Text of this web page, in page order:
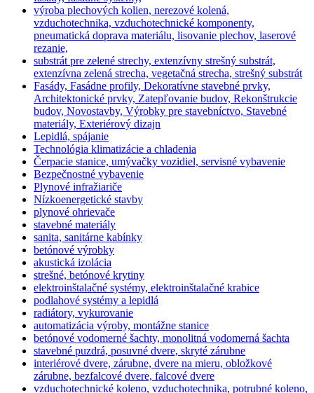
výroba plechových kolien, nerezové kolená,
vzduchotechnika, vzduchotechnické komponenty,
pneumatická doprava materiálu, lisovanie plechov, laserové
rezanie,
substrát pre zelené strechy, extenzívny strešný substrát,
extenzívna zelená strecha, vegetačná strecha, strešný substrát
Fasády, Fasádne profily, Dekoratívne stavebné prvky,
Architektonické prvky, Zatepľovanie budov, Rekonštrukcie
budov, Novostavby, Výrobky pre stavebníctvo, Stavebné
materiály, Exteriérový dizajn
Lepidlá, spájanie
Technológia klimatizácie a chladenia
Čerpacie stanice, umývačky vozidiel, servisné vybavenie
Bezpečnostné vybavenie
Plynové infražiariče
Nízkoenergetické stavby
plynové ohrievače
stavebné materiály
sanita, sanitárne kabínky
betónové výrobky
akustická izolácia
strešné, betónové krytiny
elektroinštalačné systémy, elektroinštalačné krabice
podlahové systémy a lepidlá
radiátory, vykurovanie
automatizácia výroby, montážne stanice
betónové vodomerné šachty, monolitná vodomerná šachta
stavebné puzdrá, posuvné dvere, skryté zárubne
interiérové dvere, zárubne, dvere na mieru, obložkové
zárubne, bezfalcové dvere, falcové dvere
vzduchotechnické koleno, vzduchotechnika, potrubné koleno,